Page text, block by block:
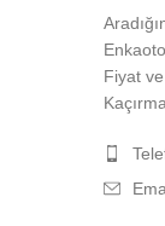
Fiyat
Kaçırma.